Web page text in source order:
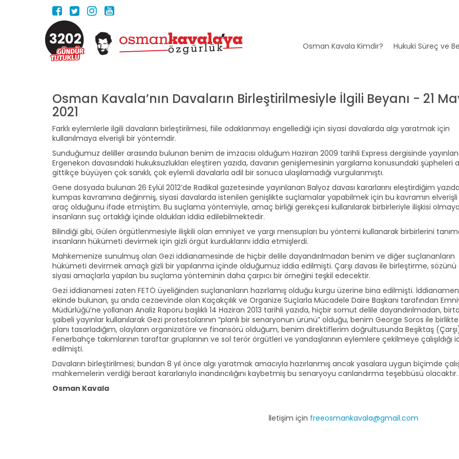
3202 Osman Kavala Kimdir? Hukuki Süreç ve
Osman Kavala’nın Davaların Birleştirilmesiyle İlgili Beyanı - 21
2021
Farklı eylemlerle ilgili davaların birleştirilmesi, fiile odaklanmayı engellediği için siyasi davalarda algı yaratmak için
kullanılmaya elverişli bir yöntemdir.
Sunduğumuz deliller arasında bulunan benim de imzacısı olduğum Haziran 2009 tarihli Express dergisinde
Ergenekon davasındaki hukuksuzlukları eleştiren yazıda, davanın genişlemesinin yargılama konusundaki şüpheleri
gittikçe büyüyen çok sanıklı, çok eylemli davalarla adil bir sonuca ulaşılamadığı vurgulanmıştı.
Gene dosyada bulunan 26 Eylül 2012’de Radikal gazetesinde yayınlanan Balyoz davası kararlarını eleştirdiğim yazıda
kumpas kavramına değinmiş, siyasi davalarda istenilen genişlikte suçlamalar yapabilmek için bu kavramın
araç olduğunu ifade etmiştim. Bu suçlama yöntemiyle, amaç birliği gerekçesi kullanılarak birbirleriyle ilişkisi
insanların suç ortaklığı içinde oldukları iddia edilebilmektedir.
Bilindiği gibi, Gülen örgütlenmesiyle ilişkili olan emniyet ve yargı mensupları bu yöntemi kullanarak birbirlerini
insanların hükümeti devirmek için gizli örgüt kurduklarını iddia etmişlerdi.
Mahkemenize sunulmuş olan Gezi iddianamesinde de hiçbir delile dayandırılmadan benim ve diğer suçlananların
hükümeti devirmek amaçlı gizli bir yapılanma içinde olduğumuz iddia edilmişti. Çarşı davası ile birleştirme,
siyasi amaçlarla yapılan bu suçlama yönteminin daha çarpıcı bir örneğini teşkil edecektir.
Gezi iddianamesi zaten FETÖ üyeliğinden suçlananların hazırlamış olduğu kurgu üzerine bina edilmişti.
ekinde bulunan, şu anda cezaevinde olan Kaçakçılık ve Organize Suçlarla Mücadele Daire Başkanı tarafından
Müdürlüğü’ne yollanan Analiz Raporu başlıklı 14 Haziran 2013 tarihli yazıda, hiçbir somut delile dayandırılmadan,
şaibeli yayınlar kullanılarak Gezi protestolarının “planlı bir senaryonun ürünü” olduğu, benim George Soros ile
planı tasarladığım, olayların organizatöre ve finansörü olduğum, benim direktiflerim doğrultusunda Beşiktaş
Fenerbahçe takımlarının taraftar gruplarının ve sol terör örgütleri ve yandaşlarının eylemlere çekilmeye çalışıldığı
edilmişti.
Davaların birleştirilmesi; bundan 8 yıl önce algı yaratmak amacıyla hazırlanmış ancak yasalara uygun biçimde
mahkemelerin verdiği beraat kararlarıyla inandırıcılığını kaybetmiş bu senaryoyu canlandırma teşebbüsü olacaktır.
Osman Kavala
İletişim için freeosmankavala@gmail.com